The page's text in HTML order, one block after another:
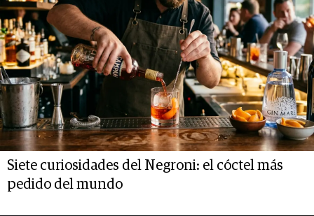
Siete curiosidades del Negroni: el cóctel más
pedido del mundo